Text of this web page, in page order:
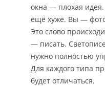
окна — плохая
ещё хуже. Вы —
Это слово
— писать.
нужно полностью
Для каждого типа
будет отличаться.